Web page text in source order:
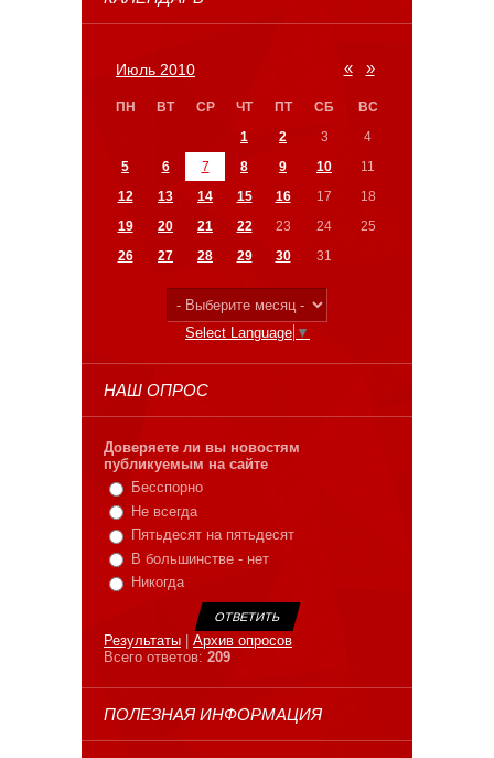
«
Июль 2010 »
ПН ВТ СР ЧТ ПТ СБ
ВС
1
2 3
4
5
6 7 8 9 10
11
12
13 14 15 16 17
18
19
20 21 22 23 24
25
26
27 28 29 30 31
Select Language ▼
НАШ ОПРОС
Доверяете ли вы новостям
публикуемым на сайте
Бесспорно
Не всегда
Пятьдесят на пятьдесят
В большинстве - нет
Никогда
Результаты
Архив опросов
Всего ответов: 209
ПОЛЕЗНАЯ ИНФОРМАЦИЯ